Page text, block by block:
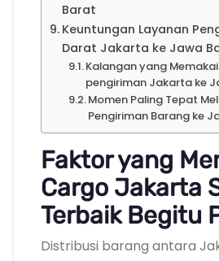
Barat
Keuntungan Layanan
Darat Jakarta ke Jawa
Kalangan yang
pengiriman Jakarta ke
Momen Paling Tepat
Pengiriman Barang ke
Faktor yang
Cargo Jakarta
Terbaik Begitu
Distribusi barang antara